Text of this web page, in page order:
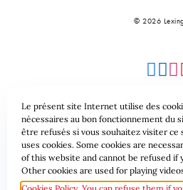
© 2026 Lexing
Seitenübersicht
Datenschutzrichtlinie
Le présent site Internet utilise des
nécessaires au bon fonctionnement du
être refusés si vous souhaitez visiter
uses cookies. Some cookies are
of this website and cannot be refused if
Other cookies are used for playing